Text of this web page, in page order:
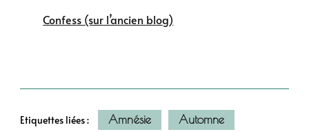
Confess (sur l’ancien blog)
Etiquettes liées : Amnésie
Automne